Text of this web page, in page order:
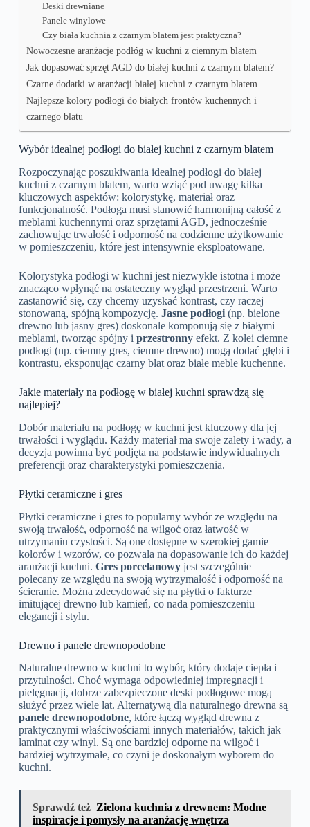
Deski drewniane
Panele winylowe
Czy biała kuchnia z czarnym blatem jest praktyczna?
Nowoczesne aranżacje podłóg w kuchni z ciemnym blatem
Jak dopasować sprzęt AGD do białej kuchni z czarnym blatem?
Czarne dodatki w aranżacji białej kuchni z czarnym blatem
Najlepsze kolory podłogi do białych frontów kuchennych i
czarnego blatu
Wybór idealnej podłogi do białej kuchni z czarnym blatem
Rozpoczynając poszukiwania idealnej podłogi do białej
kuchni z czarnym blatem, warto wziąć pod uwagę kilka
kluczowych aspektów: kolorystykę, materiał oraz
funkcjonalność. Podłoga musi stanowić harmonijną całość z
meblami kuchennymi oraz sprzętami AGD, jednocześnie
zachowując trwałość i odporność na codzienne użytkowanie
w pomieszczeniu, które jest intensywnie eksploatowane.
Kolorystyka podłogi w kuchni jest niezwykle istotna i może
znacząco wpłynąć na ostateczny wygląd przestrzeni. Warto
zastanowić się, czy chcemy uzyskać kontrast, czy raczej
stonowaną, spójną kompozycję. Jasne podłogi(np. bielone
drewno lub jasny gres) doskonale komponują się z białymi
meblami, tworząc spójny i przestronnyefekt. Z kolei ciemne
podłogi (np. ciemny gres, ciemne drewno) mogą dodać głębi i
kontrastu, eksponując czarny blat oraz białe meble kuchenne.
Jakie materiały na podłogę w białej kuchni sprawdzą się
najlepiej?
Dobór materiału na podłogę w kuchni jest kluczowy dla jej
trwałości i wyglądu. Każdy materiał ma swoje zalety i wady, a
decyzja powinna być podjęta na podstawie indywidualnych
preferencji oraz charakterystyki pomieszczenia.
Płytki ceramiczne i gres
Płytki ceramiczne i gres to popularny wybór ze względu na
swoją trwałość, odporność na wilgoć oraz łatwość w
utrzymaniu czystości. Są one dostępne w szerokiej gamie
kolorów i wzorów, co pozwala na dopasowanie ich do każdej
aranżacji kuchni. Gres porcelanowyjest szczególnie
polecany ze względu na swoją wytrzymałość i odporność na
ścieranie. Można zdecydować się na płytki o fakturze
imitującej drewno lub kamień, co nada pomieszczeniu
elegancji i stylu.
Drewno i panele drewnopodobne
Naturalne drewno w kuchni to wybór, który dodaje ciepła i
przytulności. Choć wymaga odpowiedniej impregnacji i
pielęgnacji, dobrze zabezpieczone deski podłogowe mogą
służyć przez wiele lat. Alternatywą dla naturalnego drewna są
panele drewnopodobne, które łączą wygląd drewna z
praktycznymi właściwościami innych materiałów, takich jak
laminat czy winyl. Są one bardziej odporne na wilgoć i
bardziej wytrzymałe, co czyni je doskonałym wyborem do
kuchni.
Sprawdź też Zielona kuchnia z drewnem: Modne
inspiracje i pomysły na aranżację wnętrza